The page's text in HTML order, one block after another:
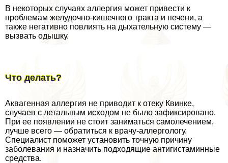
В некоторых случаях аллергия может привести к
проблемам желудочно-кишечного тpaкта и печени, а
также негативно повлиять на дыхательную систему —
вызвать одышку.
Что делать?
Аквагенная аллергия не приводит к отеку Квинке,
случаев с летальным исходом не было зафиксировано.
При ее появлении не стоит заниматься самолечением,
лучше всего — обратиться к врачу-аллергологу.
Специалист поможет установить точную причину
заболевания и назначить подходящие антигистаминные
средства.